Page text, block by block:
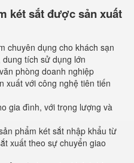
két sắt được sản xuất
chuyên dụng cho khách sạn
dung tích sử dụng lớn
phòng doanh nghiệp
xuất với công nghệ tiên tiến
gia đình, với trọng lượng và
phẩm két sắt nhập khẩu từ
xuất theo sự chuyển giao